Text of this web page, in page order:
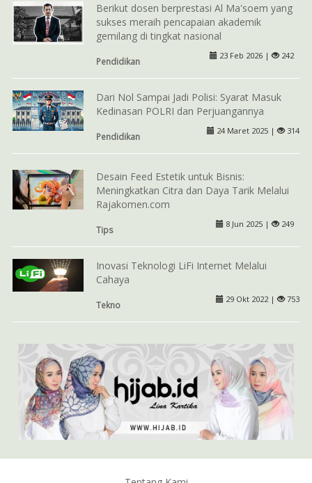
Berikut dosen berprestasi Al Ma'soem yang
sukses meraih pencapaian akademik
gemilang di tingkat nasional
Pendidikan
23 Feb 2026 | 242
Dari Nol Sampai Jadi Polisi: Syarat Masuk
Kedinasan POLRI dan Perjuangannya
Pendidikan
24 Maret 2025 | 314
Desain Feed Estetik untuk Bisnis:
Meningkatkan Citra dan Daya Tarik Melalui
Rajakomen.com
Tips
8 Jun 2025 | 249
Inovasi Teknologi LiFi Internet Melalui
Cahaya
Tekno
29 Okt 2022 | 753